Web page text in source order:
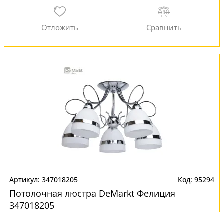
347018205 95294
Потолочная люстра DeMarkt Фелиция
347018205